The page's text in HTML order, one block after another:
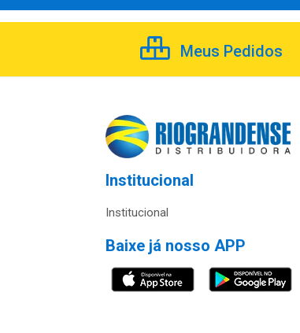
Meus Pedidos
Institucional
Institucional
Baixe já nosso APP